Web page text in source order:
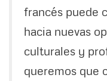
francés puede
hacia nuevas
culturales y
queremos que